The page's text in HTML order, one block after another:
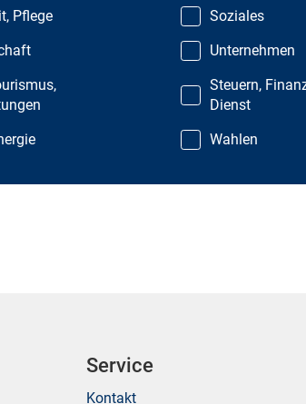
Pflege
Soziales
Unternehmen
Steuern,
Dienst
Wahlen
Service
Kontakt